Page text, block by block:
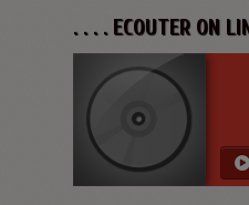
. . . . ECOUTER ON